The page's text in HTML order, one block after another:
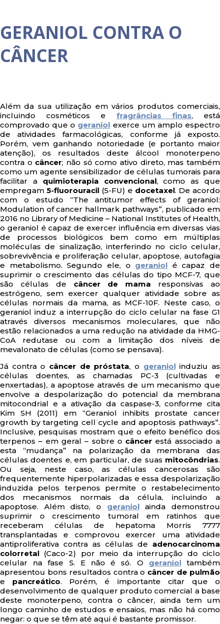
GERANIOL CONTRA O
CÂNCER
Além da sua utilização em vários produtos comerciais,
incluindo cosméticos e fragrâncias finas, está
comprovado que o geraniol exerce um amplo espectro
de atividades farmacológicas, conforme já exposto.
Porém, vem ganhando notoriedade (e portanto maior
atenção), os resultados deste álcool monoterpeno
contra o câncer; não só como ativo direto, mas também
como um agente sensibilizador de células tumorais para
facilitar a quimioterapia convencional, como as que
empregam 5-fluorouracil (5-FU) e docetaxel. De acordo
com o estudo “The antitumor effects of geraniol:
Modulation of cancer hallmark pathways”, publicado em
2016 no Library of Medicine – National Institutes of Health,
o geraniol é capaz de exercer influência em diversas vias
de processos biológicos bem como em múltiplas
moléculas de sinalização, interferindo no ciclo celular,
sobrevivência e proliferação celular, apoptose, autofagia
e metabolismo. Segundo ele, o geraniol é capaz de
suprimir o crescimento das células do tipo MCF-7, que
são células de câncer de mama responsivas ao
estrógeno, sem exercer qualquer atividade sobre as
células normais da mama, as MCF-10F. Neste caso, o
geraniol induz a interrupção do ciclo celular na fase G1
através diversos mecanismos moleculares, que não
estão relacionados a uma redução na atividade da HMG-
CoA redutase ou com a limitação dos níveis de
mevalonato de células (como se pensava).
Já contra o câncer de próstata, o geraniolinduziu as
células doentes, as chamadas PC-3 (cultivadas e
enxertadas), a apoptose através de um mecanismo que
envolve a despolarização do potencial da membrana
mitocondrial e a ativação da caspase-3, conforme cita
Kim SH (2011) em “Geraniol inhibits prostate cancer
growth by targeting cell cycle and apoptosis pathways”.
Inclusive, pesquisas mostram que o efeito benéfico dos
terpenos – em geral – sobre o câncer está associado a
esta “mudança” na polarização da membrana das
células doentes e, em particular, de suas mitocôndrias.
Ou seja, neste caso, as células cancerosas são
frequentemente hiperpolarizadas e essa despolarização
induzida pelos terpenos permite o restabelecimento
dos mecanismos normais da célula, incluindo a
apoptose. Além disto, o geraniolainda demonstrou
suprimir o crescimento tumoral em ratinhos que
receberam células de hepatoma Morris 7777
transplantadas e comprovou exercer uma atividade
antiproliferativa contra as células de adenocarcinoma
colorretal (Caco-2) por meio da interrupção do ciclo
celular na fase S. E não é só. O geranioltambém
apresentou bons resultados contra o câncer de pulmão
e pancreático. Porém, é importante citar que o
desenvolvimento de qualquer produto comercial a base
deste monoterpeno, contra o câncer, ainda tem um
longo caminho de estudos e ensaios, mas não há como
negar: o que se têm até aqui é bastante promissor.